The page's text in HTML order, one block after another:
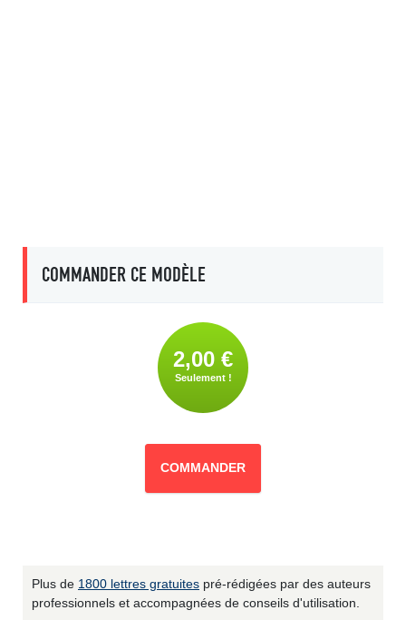
COMMANDER CE MODÈLE
2,00 €
Seulement !
COMMANDER
Plus de 1800 lettres gratuites pré-rédigées par des auteurs
professionnels et accompagnées de conseils d'utilisation.